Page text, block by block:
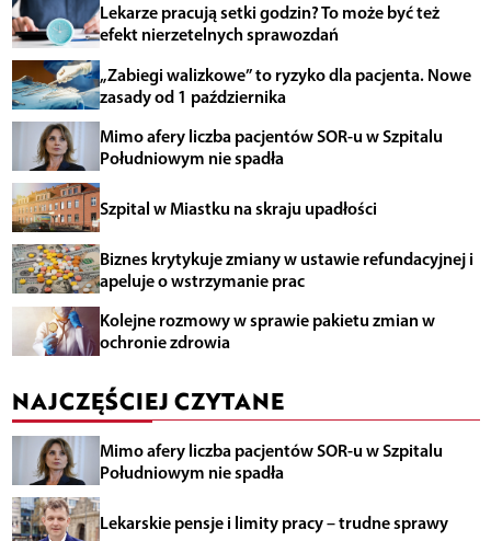
Lekarze pracują setki godzin? To może być też
efekt nierzetelnych sprawozdań
„Zabiegi walizkowe” to ryzyko dla pacjenta. Nowe
zasady od 1 października
Mimo afery liczba pacjentów SOR-u w Szpitalu
Południowym nie spadła
Szpital w Miastku na skraju upadłości
Biznes krytykuje zmiany w ustawie refundacyjnej i
apeluje o wstrzymanie prac
Kolejne rozmowy w sprawie pakietu zmian w
ochronie zdrowia
NAJCZĘŚCIEJ CZYTANE
Mimo afery liczba pacjentów SOR-u w Szpitalu
Południowym nie spadła
Lekarskie pensje i limity pracy – trudne sprawy